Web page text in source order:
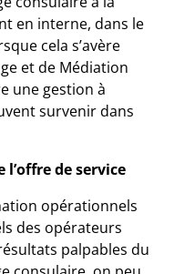
en interne, dans le
cela s’avère
et de Médiation
une gestion à
survenir dans
de service
opérationnels
des opérateurs
palpables du